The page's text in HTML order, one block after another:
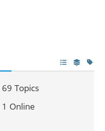
69 Topics
1 Online